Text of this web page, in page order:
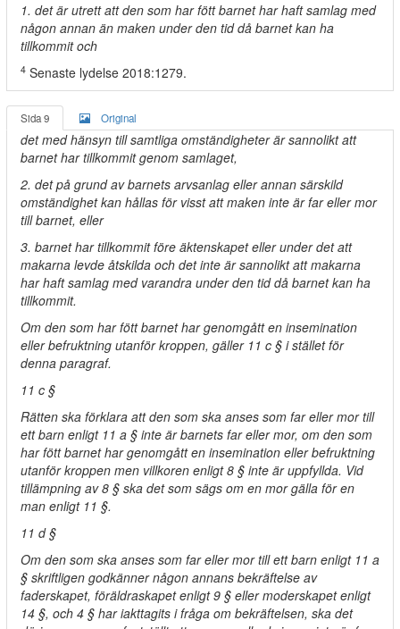
1. det är utrett att den som har fött barnet har haft samlag med
någon annan än maken under den tid då barnet kan ha
tillkommit och
4 Senaste lydelse 2018:1279.
Sida 9 Original
det med hänsyn till samtliga omständigheter är sannolikt att
barnet har tillkommit genom samlaget,
2. det på grund av barnets arvsanlag eller annan särskild
omständighet kan hållas för visst att maken inte är far eller mor
till barnet, eller
3. barnet har tillkommit före äktenskapet eller under det att
makarna levde åtskilda och det inte är sannolikt att makarna
har haft samlag med varandra under den tid då barnet kan ha
tillkommit.
Om den som har fött barnet har genomgått en insemination
eller befruktning utanför kroppen, gäller 11 c § i stället för
denna paragraf.
11 c §
Rätten ska förklara att den som ska anses som far eller mor till
ett barn enligt 11 a § inte är barnets far eller mor, om den som
har fött barnet har genomgått en insemination eller befruktning
utanför kroppen men villkoren enligt 8 § inte är uppfyllda. Vid
tillämpning av 8 § ska det som sägs om en mor gälla för en
man enligt 11 §.
11 d §
Om den som ska anses som far eller mor till ett barn enligt 11 a
§ skriftligen godkänner någon annans bekräftelse av
faderskapet, föräldraskapet enligt 9 § eller moderskapet enligt
14 §, och 4 § har iakttagits i fråga om bekräftelsen, ska det